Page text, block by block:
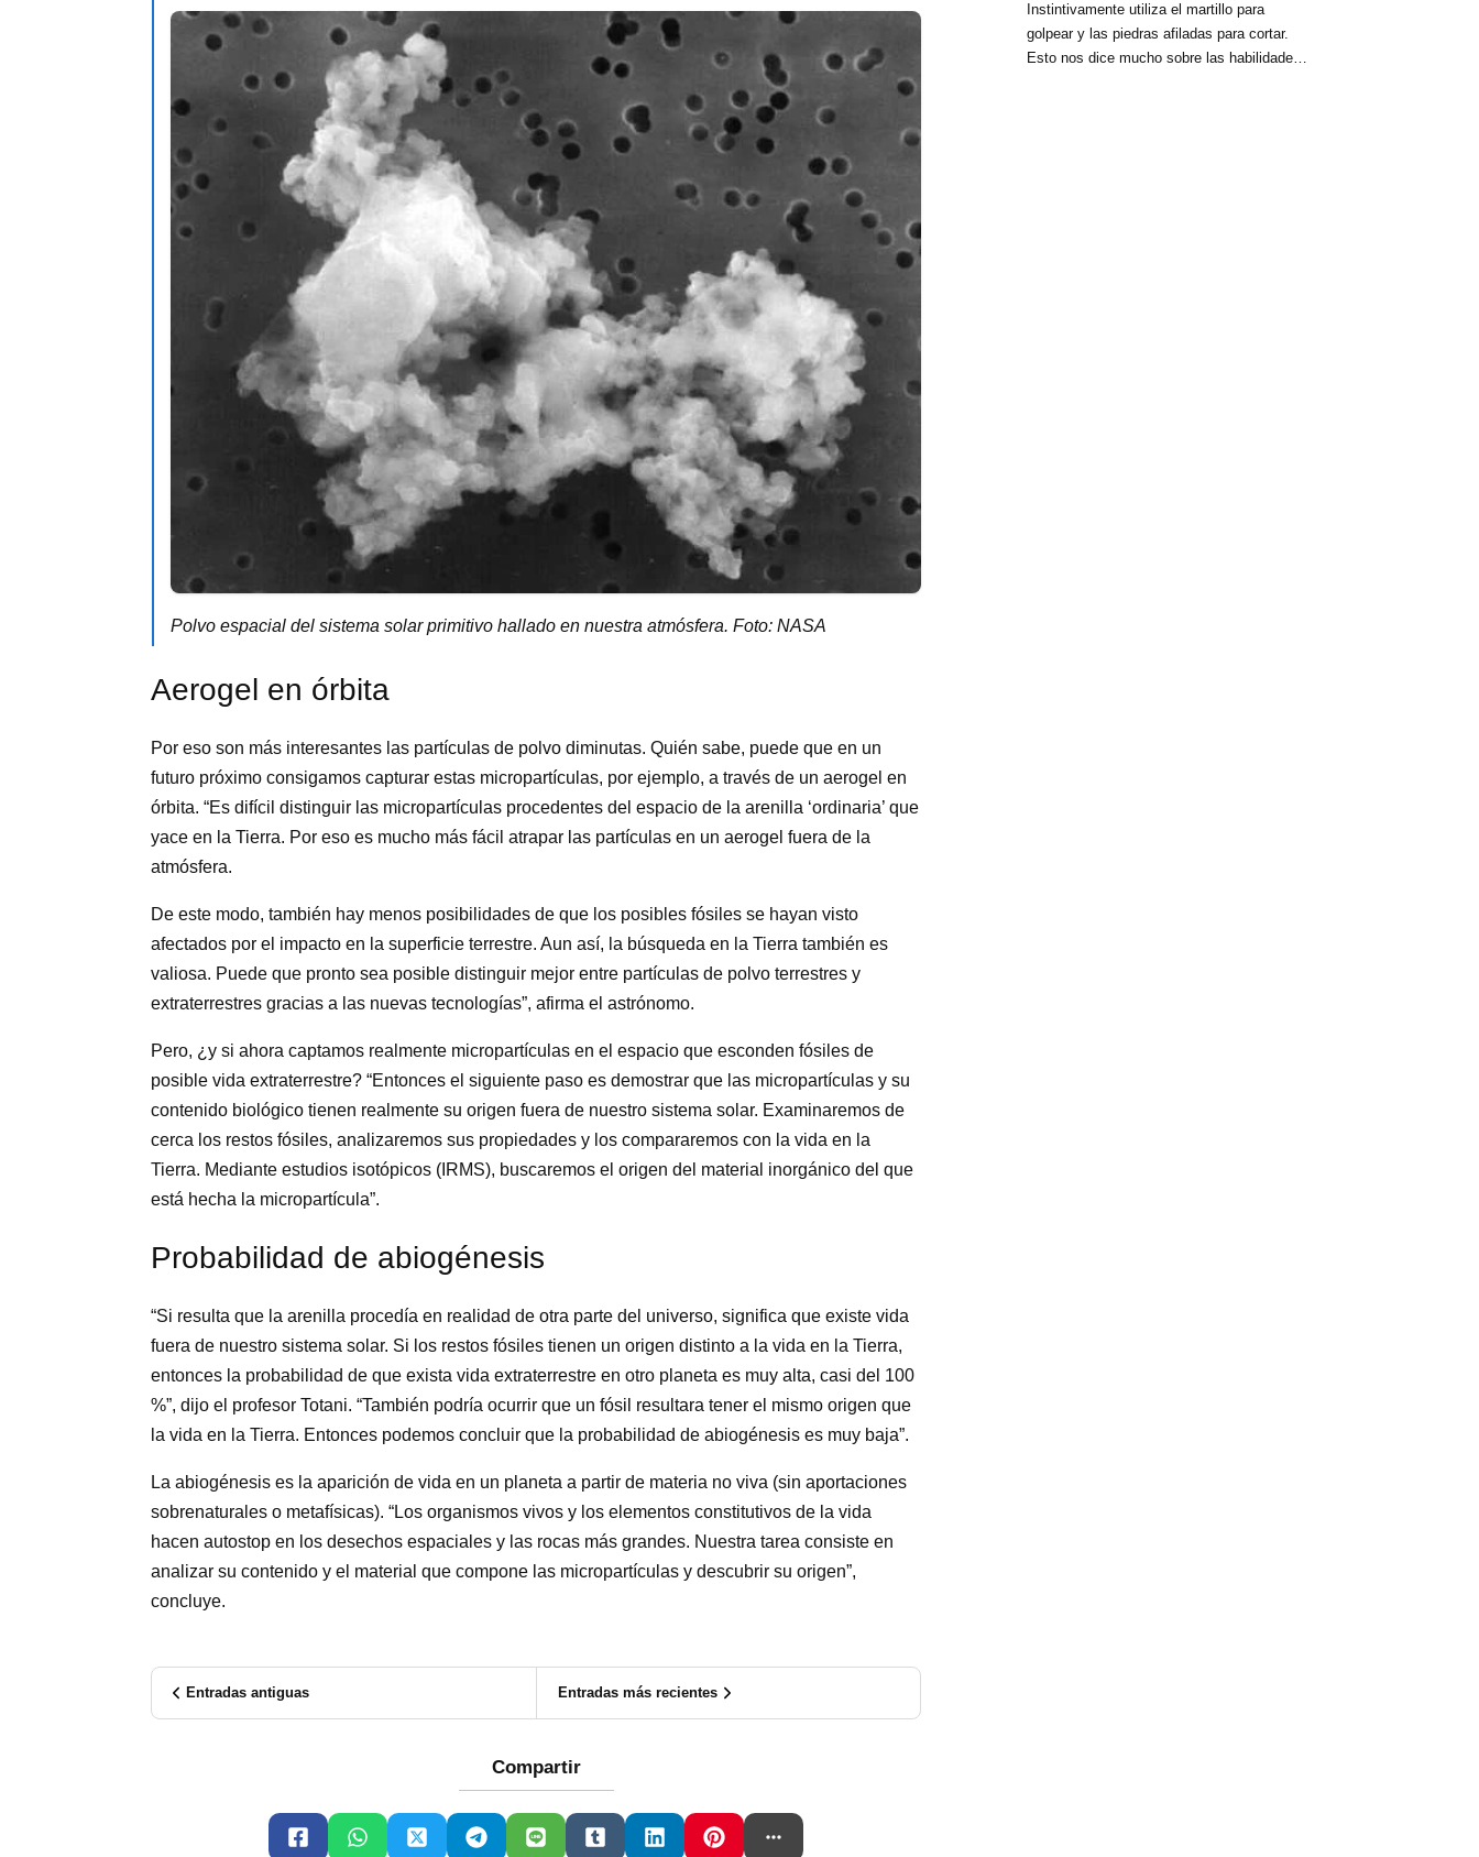
Polvo espacial del sistema solar primitivo hallado en nuestra atmósfera. Foto: NASA
Aerogel en órbita
Por eso son más interesantes las partículas de polvo diminutas. Quién sabe, puede que en un
futuro próximo consigamos capturar estas micropartículas, por ejemplo, a través de un aerogel en
órbita. “Es difícil distinguir las micropartículas procedentes del espacio de la arenilla ‘ordinaria’ que
yace en la Tierra. Por eso es mucho más fácil atrapar las partículas en un aerogel fuera de la
atmósfera.
De este modo, también hay menos posibilidades de que los posibles fósiles se hayan visto
afectados por el impacto en la superficie terrestre. Aun así, la búsqueda en la Tierra también es
valiosa. Puede que pronto sea posible distinguir mejor entre partículas de polvo terrestres y
extraterrestres gracias a las nuevas tecnologías”, afirma el astrónomo.
Pero, ¿y si ahora captamos realmente micropartículas en el espacio que esconden fósiles de
posible vida extraterrestre? “Entonces el siguiente paso es demostrar que las micropartículas y su
contenido biológico tienen realmente su origen fuera de nuestro sistema solar. Examinaremos de
cerca los restos fósiles, analizaremos sus propiedades y los compararemos con la vida en la
Tierra. Mediante estudios isotópicos (IRMS), buscaremos el origen del material inorgánico del que
está hecha la micropartícula”.
Probabilidad de abiogénesis
“Si resulta que la arenilla procedía en realidad de otra parte del universo, significa que existe vida
fuera de nuestro sistema solar. Si los restos fósiles tienen un origen distinto a la vida en la Tierra,
entonces la probabilidad de que exista vida extraterrestre en otro planeta es muy alta, casi del 100
%”, dijo el profesor Totani. “También podría ocurrir que un fósil resultara tener el mismo origen que
la vida en la Tierra. Entonces podemos concluir que la probabilidad de abiogénesis es muy baja”.
La abiogénesis es la aparición de vida en un planeta a partir de materia no viva (sin aportaciones
sobrenaturales o metafísicas). “Los organismos vivos y los elementos constitutivos de la vida
hacen autostop en los desechos espaciales y las rocas más grandes. Nuestra tarea consiste en
analizar su contenido y el material que compone las micropartículas y descubrir su origen”,
concluye.
Entradas antiguas Entradas más recientes
Compartir
Instintivamente utiliza el martillo para
golpear y las piedras afiladas para cortar.
Esto nos dice mucho sobre las habilidades